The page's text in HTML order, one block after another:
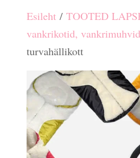
Esileht/ TOOTED
vankrikotid, vankrimuhvid
turvahällikott